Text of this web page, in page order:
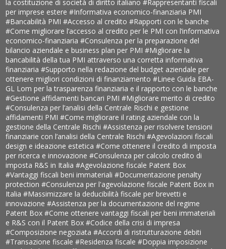
la costituzione di società di diritto italiano#Rappresentanti fiscali
per imprese estere#Informativa economico-finanziaria PMI
#Bancabilità PMI#Accesso al credito#Rapporti con le banche
#Come migliorare l’accesso al credito per le PMI con l’informativa
economico-finanziaria#Consulenza per la preparazione del
bilancio aziendale e business plan per PMI#Migliorare la
bancabilità della tua PMI attraverso una corretta informativa
finanziaria#Supporto nella redazione del budget aziendale per
ottenere migliori condizioni di finanziamento#Linee Guida EBA-
GL Lom per la trasparenza finanziaria e il rapporto con le banche
#Gestione affidamenti bancari PMI#Migliorare merito di credito
#Consulenza per l’analisi della Centrale Rischi e gestione
affidamenti PMI#Come migliorare il rating aziendale con la
gestione della Centrale Rischi#Assistenza per risolvere tensioni
finanziarie con l’analisi della Centrale Rischi#Agevolazioni fiscali
design e ideazione estetica#Come ottenere il credito di imposta
per ricerca e innovazione#Consulenza per calcolo credito di
imposta R&S in Italia#Agevolazione fiscale Patent Box
#Vantaggi fiscali beni immateriali#Documentazione penalty
protection#Consulenza per l'agevolazione fiscale Patent Box in
Italia#Massimizzare la deducibilità fiscale per brevetti e
innovazione#Assistenza per la documentazione del regime
Patent Box#Come ottenere vantaggi fiscali per beni immateriali
e R&S con il Patent Box#Codice della crisi di impresa
#Composizione negoziata#Accordi di ristrutturazione debiti
#Transazione fiscale#Residenza fiscale#Doppia imposizione